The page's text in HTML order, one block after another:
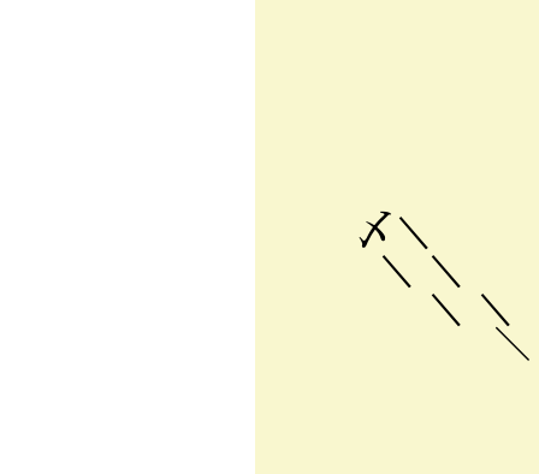
〆＼ {'///
＼ ＼ |////
＼ ＼
＼ ＼.